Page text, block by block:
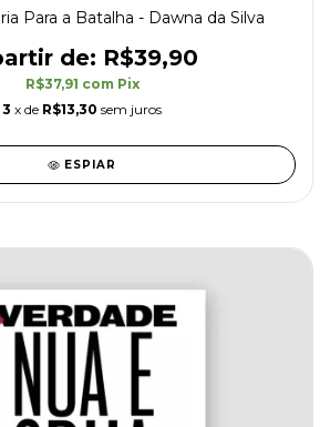
Para a Batalha - Dawna da Silva
R$39,90
R$37,91 com Pix
3 x de R$13,30 sem juros
ESPIAR